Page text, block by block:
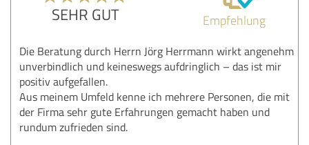
SEHR GUT Empfehlung
Die Beratung durch Herrn Jörg Herrmann wirkt angenehm
unverbindlich und keineswegs aufdringlich – das ist mir
positiv aufgefallen.
Aus meinem Umfeld kenne ich mehrere Personen, die mit
der Firma sehr gute Erfahrungen gemacht haben und
rundum zufrieden sind.